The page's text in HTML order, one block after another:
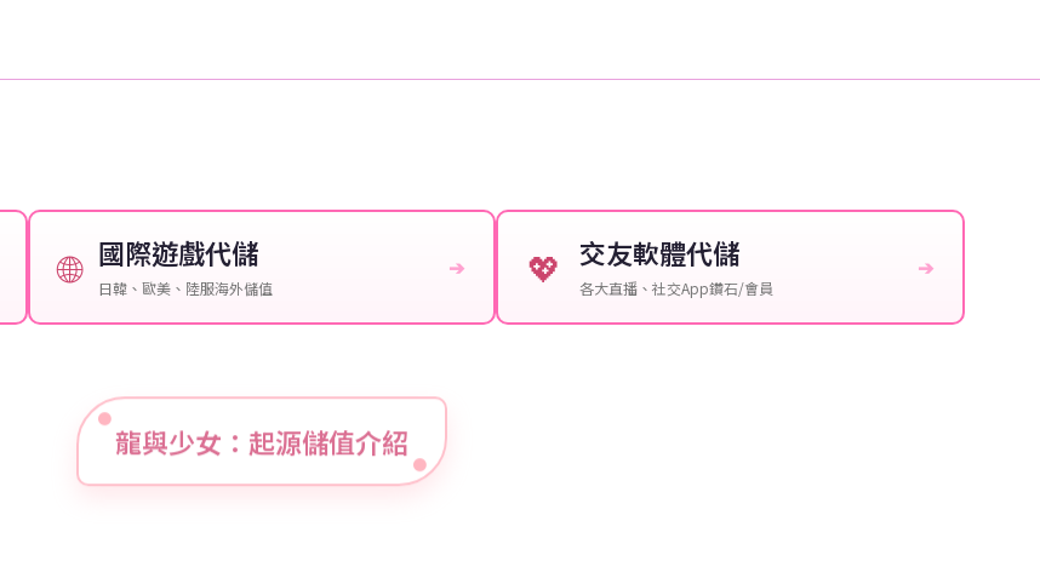
🌐 國際遊戲代儲
日韓、歐美、陸服海外儲值
➔ 💖 交友軟體代儲
各大直播、社交App鑽石/會員
➔
龍與少女：起源儲值介紹